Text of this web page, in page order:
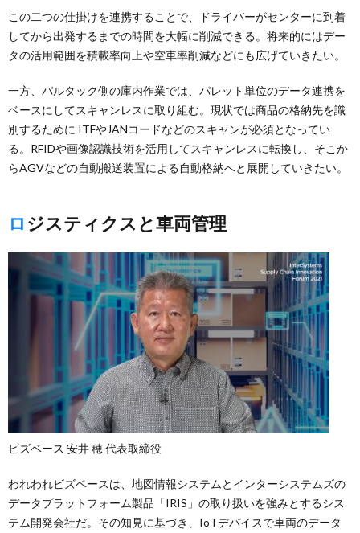
この二つの仕掛けを連携することで、ドライバーがセンターに到着
してから出発するまでの時間を大幅に削減できる。将来的にはデー
タの活用範囲を積載率向上や空車率削減などにも広げていきたい。
一方、パルタック側の庫内作業では、パレット単位のデータ連携を
ベースにしてスキャンレスに取り組む。現状では商品の格納先を識
別するために ITFやJANコードなどのスキャンが必須となってい
る。RFIDや画像認識技術を活用してスキャンレスに転換し、そこか
らAGVなどの自動搬送装置による自動格納へと展開していきたい。
ロジスティクスと車両管理
ビズベース 安井 穂 代表取締役
われわれビズベースは、地図情報システムとインターシステムズの
データプラットフォーム製品「IRIS」の取り扱いを強みとするシス
テム開発会社だ。その知見に基づき、IoTデバイスで車両のデータ